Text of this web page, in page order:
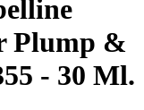
Plump &
- 30 Ml.